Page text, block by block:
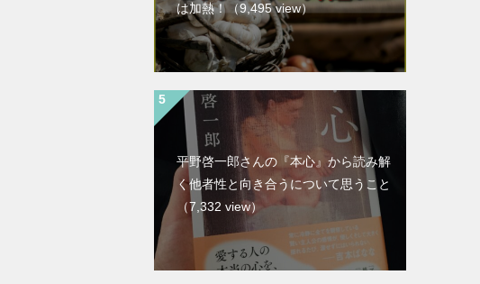
は加熱！ （9,495 view）
平野啓一郎さんの『本心』から読み解
く他者性と向き合うについて思うこと
（7,332 view）